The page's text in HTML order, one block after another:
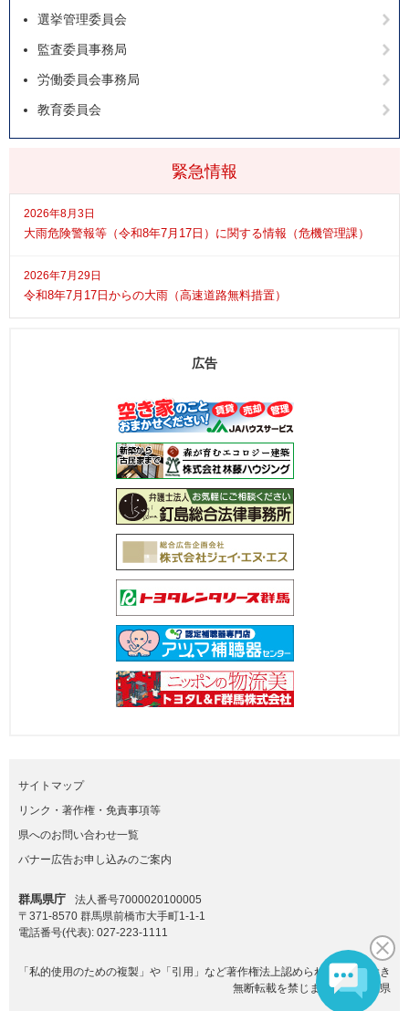
緊急情報
2026年8月3日
大雨危険警報等（令和8年7月17日）に関する情報（危機管理課）
2026年7月29日
令和8年7月17日からの大雨（高速道路無料措置）
選挙管理委員会
監査委員事務局
労働委員会事務局
教育委員会
広告
サイトマップ
リンク・著作権・免責事項等
県へのお問い合わせ一覧
バナー広告お申し込みのご案内
群馬県庁
法人番号7000020100005
〒371-8570 群馬県前橋市大手町1-1-1
電話番号(代表): 027-223-1111
「私的使用のための複製」や「引用」など著作権法上認められた場合を除き
無断転載を禁じます。(C)群馬県